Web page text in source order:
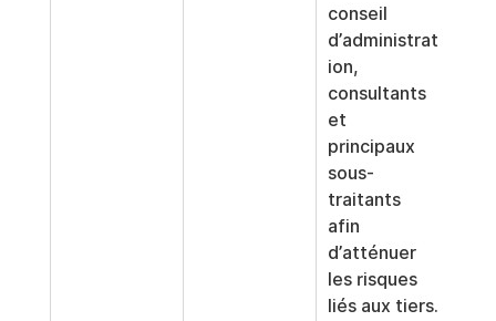
conseil
d’administrat
ion,
consultants
et
principaux
sous-
traitants
afin
d’atténuer
les risques
liés aux tiers.